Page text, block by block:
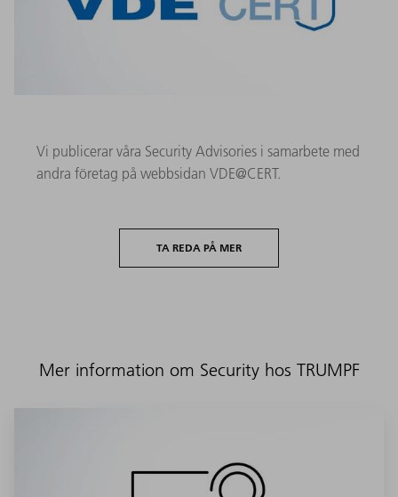
Vi publicerar våra Security Advisories i samarbete med
andra företag på webbsidan VDE@CERT.
TA REDA PÅ MER
Mer information om Security hos TRUMPF